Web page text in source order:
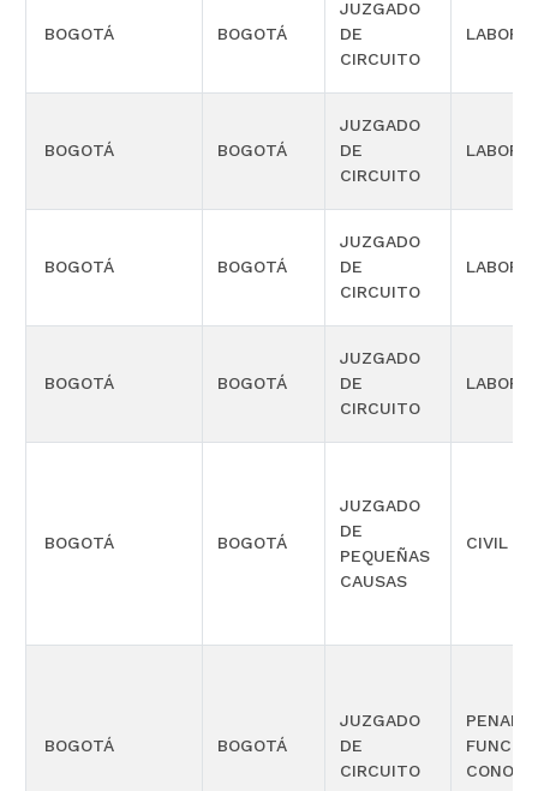
BOGOTÁ BOGOTÁ
JUZGADO
DE
CIRCUITO
BOGOTÁ BOGOTÁ
JUZGADO
DE
CIRCUITO
BOGOTÁ BOGOTÁ
JUZGADO
DE
CIRCUITO
BOGOTÁ BOGOTÁ
JUZGADO
DE
CIRCUITO
BOGOTÁ BOGOTÁ
JUZGADO
DE
PEQUEÑAS
CAUSAS
CIVIL
BOGOTÁ BOGOTÁ
JUZGADO
DE
CIRCUITO
PENAL